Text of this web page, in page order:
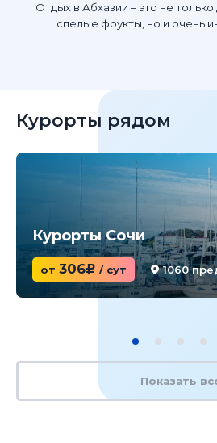
Отдых в Абхазии – это не
спелые фрукты, но и очень
Курорты рядом
Курорты Сочи
от 306c / сут 1060
Показать